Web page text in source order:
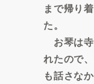
まで帰り
た。
お琴は
れたので
も話さなか